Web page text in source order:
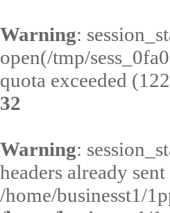
Warning:
open(/tmp/
quota exceeded
32
Warning:
headers already
/home/businesst1/